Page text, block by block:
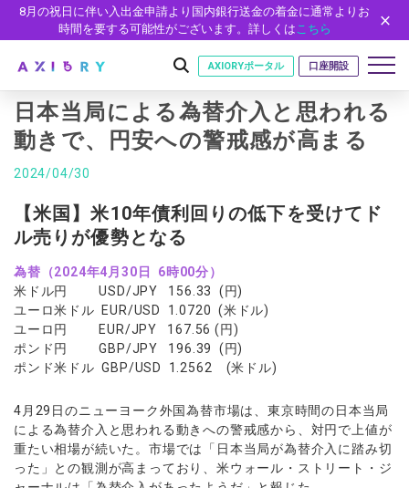
8月の祝日に伴い入出金申請より国内銀行送金の着金に通常よりお
時間を要する可能性がございます。詳しくはこちら
はじめに
ライセンス
取引
取引商品
FX（通貨ペア）
現物株式
ETF
株式CFD
株価指数CFD
エネルギーCFD
貴金属CFD
ソフトコモディティCFD
NEW
取引条件
スプレッド・手数料
ゼロカットとロスカット
スワップとロールオーバー
入出金方法
レバレッジ
約定率
取引時間
取引計算シミュレーター
口座
口座の種類
口座タイプ
法人のお客様
ゼロ口座
NEW
ウォレット口座
NEW
口座開設
口座開設フォーム
必要書類
開設方法
プラットフォーム
プラットフォーム
MT5
MT4
AXIORYアプリ
AXIORYポータル
ツール
MT4/MT5 ヒストリカルデータ
EA(エキスパートアドバイザー)
日本時間表示インジケータ
ストライク インジケータ
MQLシグナル
NEW
パートナー
パートナーシップ・プログラム
特別・VIPプログラム
NEW
ニュース
お知らせ
マーケットニュース
コーポレートニュース
企業情報
会社概要
役員紹介
English
AXIORYポータル 口座開設
日本当局による為替介入と思われる
動きで、円安への警戒感が高まる
2024/04/30
【米国】米10年債利回りの低下を受けてド
ル売りが優勢となる
為替（2024年4月30日 6時00分）
米ドル円 USD/JPY 156.33 (円)
ユーロ米ドル EUR/USD 1.0720 (米ドル)
ユーロ円 EUR/JPY 167.56 (円)
ポンド円 GBP/JPY 196.39 (円)
ポンド米ドル GBP/USD 1.2562 (米ドル)
4月29日のニューヨーク外国為替市場は、東京時間の日本当局
による為替介入と思われる動きへの警戒感から、対円で上値が
重たい相場が続いた。市場では「日本当局が為替介入に踏み切
った」との観測が高まっており、米ウォール・ストリート・ジ